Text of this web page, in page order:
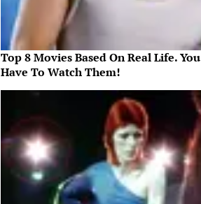
Top 8 Movies Based On Real Life. You
Have To Watch Them!